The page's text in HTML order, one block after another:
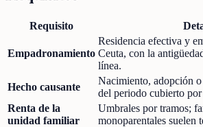
Requisito
Empadronamiento
Residencia efectiva y
Ceuta, con la
línea.
Hecho causante
Nacimiento, adopción
del periodo cubierto
Renta de la
unidad familiar
Umbrales por tramos;
monoparentales suelen